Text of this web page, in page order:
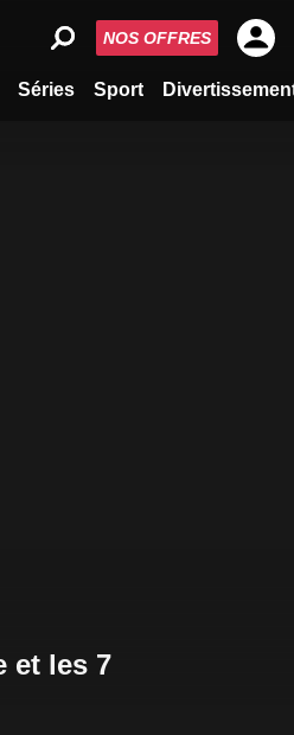
Séries Sport
NOS OFFRES